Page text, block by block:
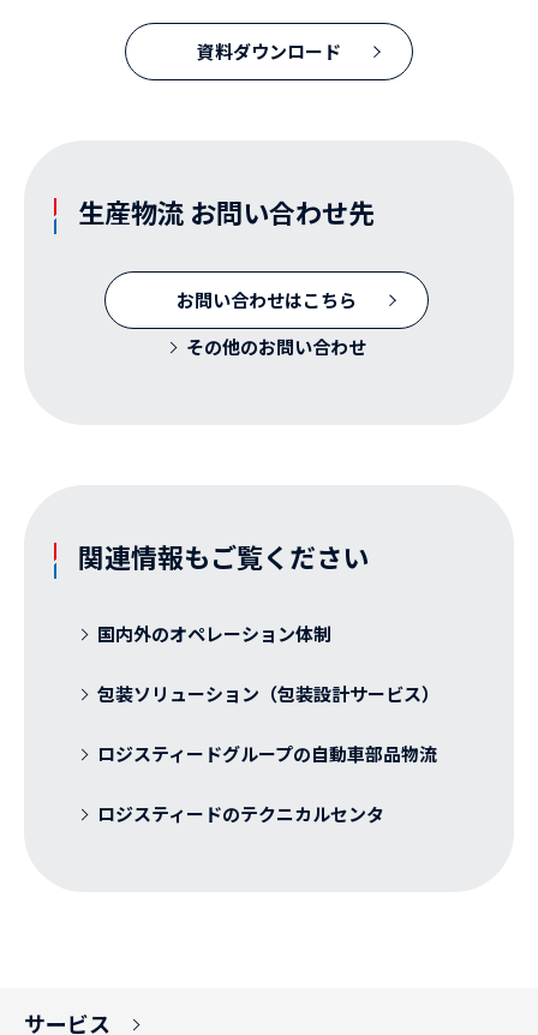
資料ダウンロード
生産物流 お問い合わせ先
お問い合わせはこちら
その他のお問い合わせ
関連情報もご覧ください
国内外のオペレーション体制
包装ソリューション（包装設計サービス）
ロジスティードグループの自動車部品物流
ロジスティードのテクニカルセンタ
サービス